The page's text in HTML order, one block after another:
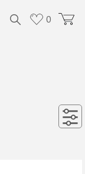
0